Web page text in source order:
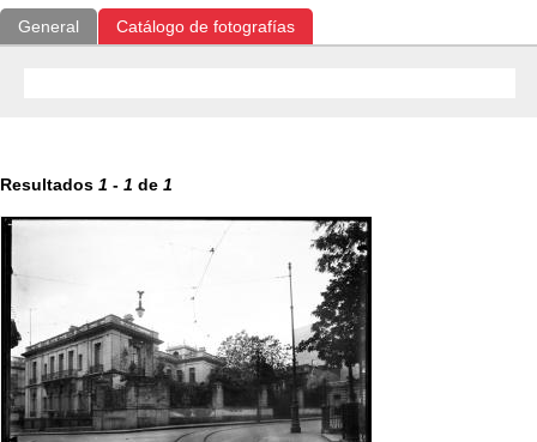
General Catálogo de fotografías
Resultados 1 - 1 de 1